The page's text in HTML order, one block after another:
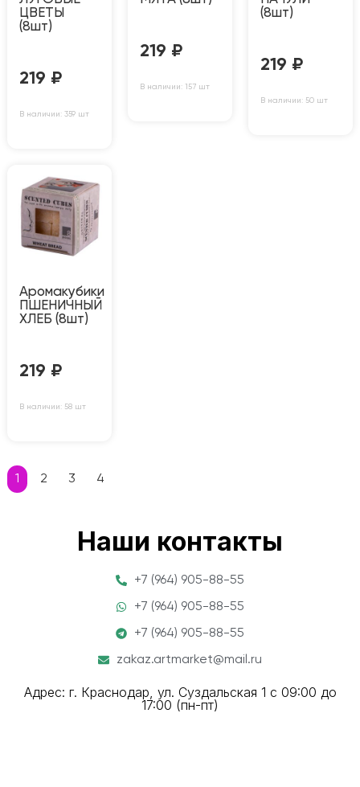
ЦВЕТЫ
(8шт)
219 ₽
В наличии: 359 шт
219 ₽
В наличии: 157 шт
(8шт)
219 ₽
В наличии: 50 шт
Аромакубики
ПШЕНИЧНЫЙ
ХЛЕБ (8шт)
219 ₽
В наличии: 58 шт
1 2 3 4
Наши контакты
+7 (964) 905-88-55
+7 (964) 905-88-55
+7 (964) 905-88-55
zakaz.artmarket@mail.ru
Адрес: г. Краснодар, ул. Суздальская 1 с 09:00 до
17:00 (пн-пт)